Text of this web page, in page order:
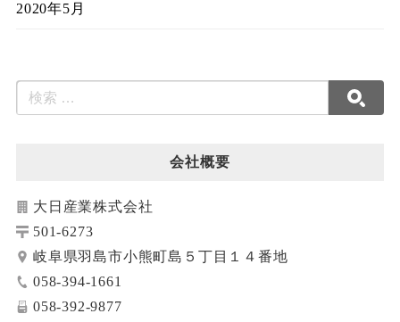
2020年5月
会社概要
大日産業株式会社
501-6273
岐阜県羽島市小熊町島５丁目１４番地
058-394-1661
058-392-9877